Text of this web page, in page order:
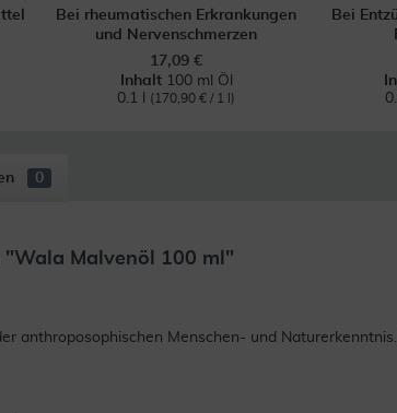
Bei rheumatischen Erkrankungen
und Nervenschmerzen
17,09 €
Inhalt 100 ml Öl
0.1 l
(170,90 € / 1 l)
Bei
0
Malvenöl 100 ml"
anthroposophischen Menschen- und